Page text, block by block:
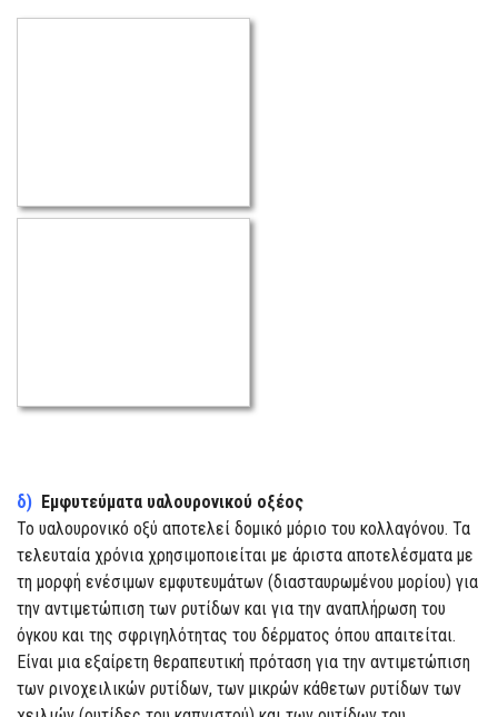
δ) Εμφυτεύματα υαλουρονικού οξέος
Το υαλουρονικό οξύ αποτελεί δομικό μόριο του κολλαγόνου. Τα
τελευταία χρόνια χρησιμοποιείται με άριστα αποτελέσματα με
τη μορφή ενέσιμων εμφυτευμάτων (διασταυρωμένου μορίου) για
την αντιμετώπιση των ρυτίδων και για την αναπλήρωση του
όγκου και της σφριγηλότητας του δέρματος όπου απαιτείται.
Είναι μια εξαίρετη θεραπευτική πρόταση για την αντιμετώπιση
των ρινοχειλικών ρυτίδων, των μικρών κάθετων ρυτίδων των